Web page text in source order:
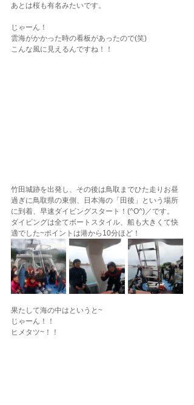
あとは桜も有名みたいです。
じゃーん！
雲海がかかった時の看板があったので(笑)
こんな風に見えるんですね！！
竹田城跡を出発し、その後は鳥取までひた走りお昼
過ぎに鳥取県の東側、日本海の「田後」という場所
に到着、早速ダイビングスタート！(^O^)／です。
ダイビングは全てボートスタイル、船も大きくて快
適でした~ポイントは港から10分ほど！
果たして海の中はというと~
じゃーん！！
ヒメタツ~！！